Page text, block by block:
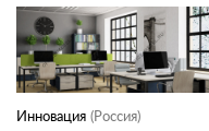
Инновация (Россия)